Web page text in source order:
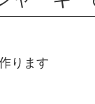
ります